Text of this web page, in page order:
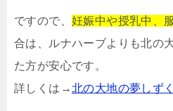
ですので、 妊娠中や授乳中、
合は、ルナハーブよりも北の
た方が安心です。
詳しくは→北の大地の夢しず